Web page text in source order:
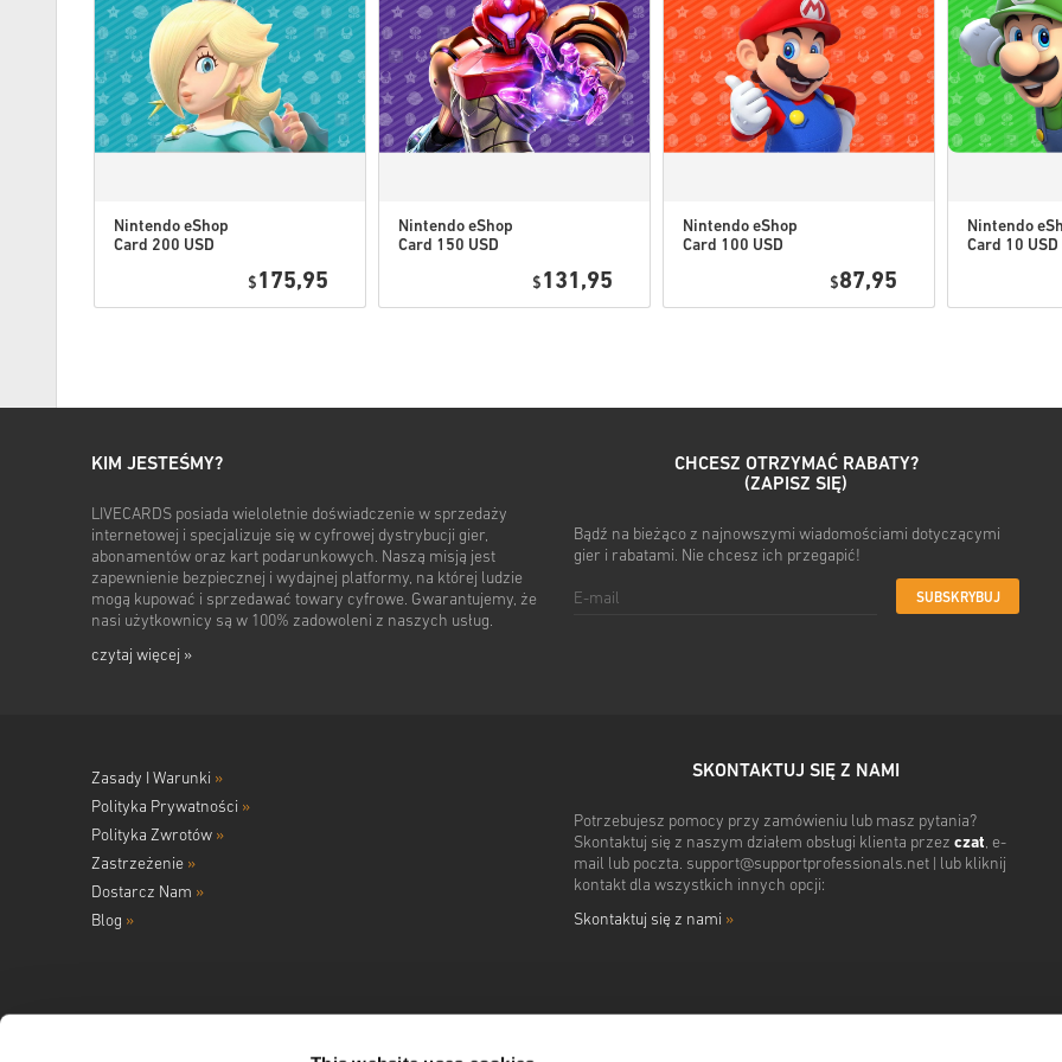
Obejrzyj krótki poradnik
Te kody do pobrania są
Kody te nie mają daty
Zawartość do pobrania
mieć oryginalną grę.
W przypadku niektórych
Nintendo eShop
Card 200 USD
$ 175,95
Nintendo eShop
Card 150 USD
$ 131,95
Nintendo eShop
Card 100 USD
$87,95
Nintendo
Card 10 USD
KIM JESTEŚMY?
LIVECARDS posiada wieloletnie doświadczenie w sprzedaży
internetowej i specjalizuje się w cyfrowej dystrybucji gier,
abonamentów oraz kart podarunkowych. Naszą misją jest
zapewnienie bezpiecznej i wydajnej platformy, na której ludzie
mogą kupować i sprzedawać towary cyfrowe. Gwarantujemy, że
nasi użytkownicy są w 100% zadowoleni z naszych usług.
czytaj więcej »
CHCESZ OTRZYMAĆ RABATY?
(ZAPISZ SIĘ)
Bądź na bieżąco z najnowszymi wiadomościami dotyczącymi
gier i rabatami. Nie chcesz ich przegapić!
SUBSKRYBUJ
Zasady I Warunki »
Polityka Prywatności »
Polityka Zwrotów »
Zastrzeżenie »
Dostarcz Nam »
Blog »
SKONTAKTUJ SIĘ Z NAMI
Potrzebujesz pomocy przy zamówieniu lub masz pytania?
Skontaktuj się z naszym działem obsługi klienta przez czat, e-
mail lub poczta. support@supportprofessionals.net| lub kliknij
kontakt dla wszystkich innych opcji:
Skontaktuj się z nami »